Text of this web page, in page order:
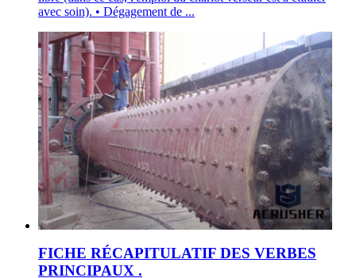
avec soin). • Dégagement de ...
FICHE RÉCAPITULATIF DES VERBES
PRINCIPAUX .